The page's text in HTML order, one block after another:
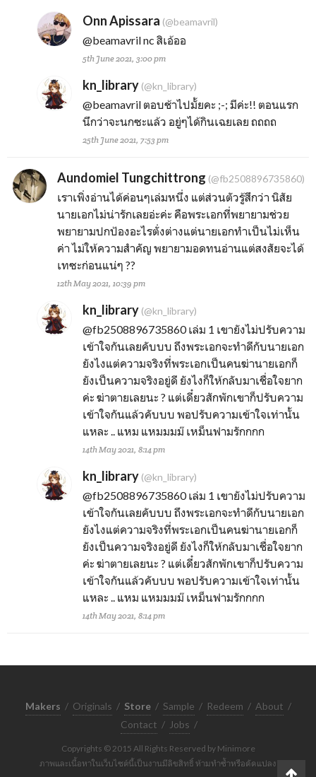
Onn Apissara (@beamavril)
@beamavrilnc สิเอ้ออ
5th June 2021, 3:00 pm
kn_library(@kn_library)
@beamavrilตอบช้าไปมั้ยคะ ;-; มีค่ะ!! ตอนแรก
นึกว่าจะนกซะแล้ว อยู่ๆได้กินเฉยเลย ถถถถ
25th June 2021, 7:53 pm
Aundomiel Tungchittrong (@fb2508896735860)
เราเพิ่งอ่านได้ค่อนๆเล่มหนึ่ง แต่ส่วนตัวรู้สึกว่า นิสัย
นายเอกไม่น่ารักเลยอ่ะค่ะ คือพระเอกที่พยายามช่วย
พยายามปกป้องอะไรตั่งต่างแต่นายเอกทำเป็นไม่เห็น
ค่า ไม่ให้ความสำคัญ พยายามอดทนอ่านแต่สงสัยจะได้
เทซะก่อนแน่ๆ ??
12th May 2021, 10:39 pm
kn_library(@kn_library)
@fb2508896735860เล่ม 1 เขายังไม่ปรับความ
เข้าใจกันเลยคับบบ ถึงพระเอกจะทำดีกับนายเอก
ยังไงแต่ความจริงที่พระเอกเป็นคนฆ่านายเอกก็
ยังเป็นความจริงอยู่ดี ยังไงก็ให้กลับมาเชื่อใจยาก
ค่ะ ฆ่าตายเลยนะ ? แต่เดี๋ยวสักพักเขาก็ปรับความ
เข้าใจกันแล้วคับบบ พอปรับความเข้าใจเท่านั้น
แหละ .. แหม แหมมมม๊ เหม็นฟามรักกกก
14th May 2021, 8:14 pm
kn_library(@kn_library)
@fb2508896735860เล่ม 1 เขายังไม่ปรับความ
เข้าใจกันเลยคับบบ ถึงพระเอกจะทำดีกับนายเอก
ยังไงแต่ความจริงที่พระเอกเป็นคนฆ่านายเอกก็
ยังเป็นความจริงอยู่ดี ยังไงก็ให้กลับมาเชื่อใจยาก
ค่ะ ฆ่าตายเลยนะ ? แต่เดี๋ยวสักพักเขาก็ปรับความ
เข้าใจกันแล้วคับบบ พอปรับความเข้าใจเท่านั้น
แหละ .. แหม แหมมมม๊ เหม็นฟามรักกกก
14th May 2021, 8:14 pm
Makers / Originals / Store / Sample / Redeem / About /
Contact / Jobs /
Copyrights © 2015 All Rights Reserved by Minimore
ภาพและเนื้อหาในเว็บไซต์นี้เป็นงานมีลิขสิทธิ์ ห้ามทำซ้ำหรือดัดแปลง